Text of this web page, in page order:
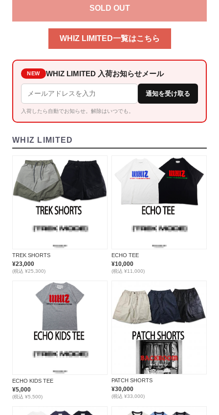
SOLD OUT
WHIZ LIMITED一覧はこちら
NEW WHIZ LIMITED 入荷お知らせメール
通知を受け取る
入荷したら自動でお知らせ。解除はいつでも。
WHIZ LIMITED
TREK SHORTS
¥23,000
(税込 ¥25,300)
ECHO TEE
¥10,000
(税込 ¥11,000)
ECHO KIDS TEE
¥5,000
(税込 ¥5,500)
PATCH SHORTS
¥30,000
(税込 ¥33,000)